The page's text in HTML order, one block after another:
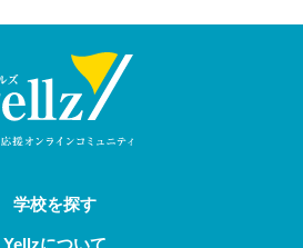
学校を探す
Yellzについて